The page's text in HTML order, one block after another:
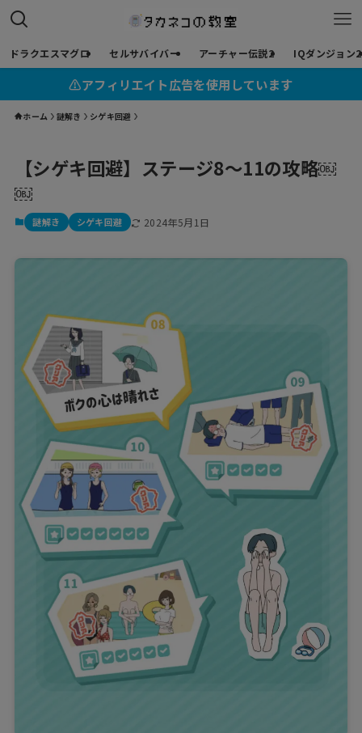
ドラクエスマグロ セルサバイバー アーチャー伝説2 IQダンジョン2
⚠︎アフィリエイト広告を使用しています
ホーム 謎解き シゲキ回避
【シゲキ回避】ステージ8〜11の攻略￼
￼
謎解き シゲキ回避 2024年5月1日